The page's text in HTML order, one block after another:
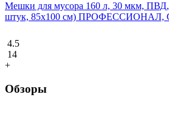
Мешки для мусора 160 л, 30 мкм, ПВД,
штук, 85x100 см) ПРОФЕССИОНАЛ,
4.5
14
+
Обзоры